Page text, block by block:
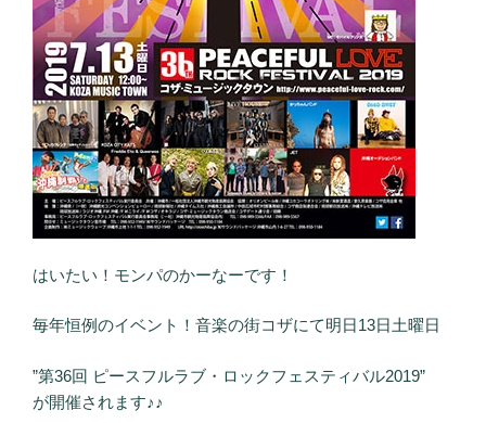
はいたい！モンパのかーなーです！
毎年恒例のイベント！音楽の街コザにて明日13日土曜日
”第36回 ピースフルラブ・ロックフェスティバル2019”
が開催されます♪♪